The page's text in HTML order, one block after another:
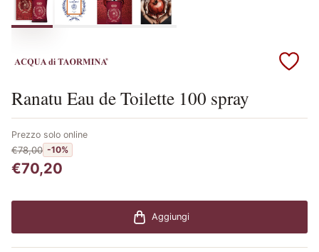
Scopri i prodotti Acqua di Taormina
Ranatu Eau de Toilette 100 spray
Prezzo solo online
€78,00 -10%
€70,20
Aggiungi